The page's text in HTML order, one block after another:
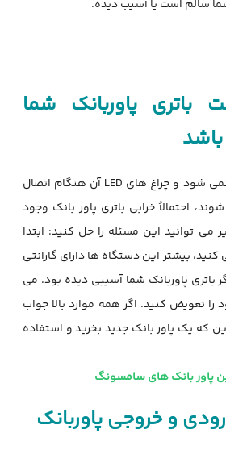
سالم است یا آسیب دیده.
باتری پاوربانک شما
نمی شود و چراغ های LED آن هنگام اتصال
احتمالاً خرابی باتری پاور بانک وجود
می توانید این مسئله را حل‌ کنید: ابتدا
کنید، بیشتر این دستگاه ها دارای گارانتی
اگر باتری پاوربانک شما آسیبی دیده بود. می
را تعویض کنید. اگر همه موارد بالا جواب
که یک پاور بانک جدید بخرید و استفاده
پاور بانک های سامسونگ
و خروجی پاوربانک